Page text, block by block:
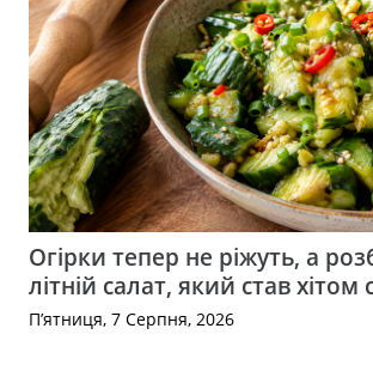
Огірки тепер не ріжуть, а
літній салат, який став
П’ятниця, 7 Серпня, 2026